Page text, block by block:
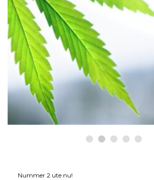
HÄLSA
Historiska beslut som gynnar
medicinsk cannabis
Nummer 2 ute nu!